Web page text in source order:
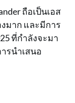
ถือเป็นเอส
มาก และมีการ
ที่กำลังจะมา
รนำเสนอ